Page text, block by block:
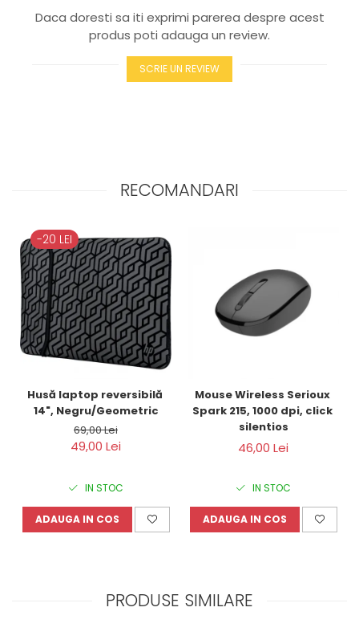
Daca doresti sa iti exprimi parerea despre acest
produs poti adauga un review.
SCRIE UN REVIEW
RECOMANDARI
-20 LEI
Husă laptop reversibilă
14", Negru/Geometric
69,00 Lei
49,00 Lei
IN STOC
ADAUGA IN COS
Mouse Wireless Serioux
Spark 215, 1000 dpi, click
silentios
46,00 Lei
IN STOC
ADAUGA IN COS
PRODUSE SIMILARE